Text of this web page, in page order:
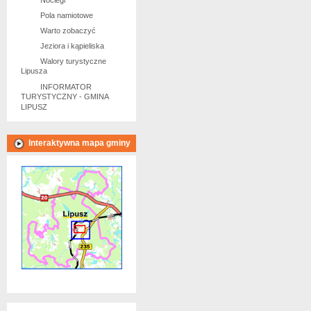
Pola namiotowe
Warto zobaczyć
Jeziora i kąpieliska
Walory turystyczne
Lipusza
INFORMATOR
TURYSTYCZNY - GMINA
LIPUSZ
Interaktywna mapa gminy